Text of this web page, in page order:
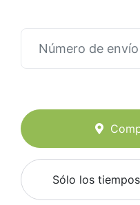
Sólo los